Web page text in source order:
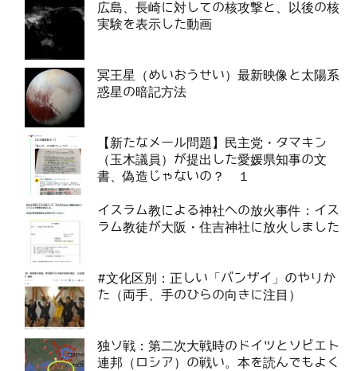
広島、長崎に対しての核攻撃と、以後の核
実験を表示した動画
冥王星（めいおうせい）最新映像と太陽系
惑星の暗記方法
【新たなメール問題】民主党・タマキン
（玉木議員）が提出した愛媛県知事の文
書、偽造じゃないの？ １
イスラム教による神社への放火事件：イス
ラム教徒が大阪・住吉神社に放火しました
#文化区別：正しい「バンザイ」のやりか
た（両手、手のひらの向きに注目）
独ソ戦：第二次大戦時のドイツとソビエト
連邦（ロシア）の戦い。本を読んでもよく